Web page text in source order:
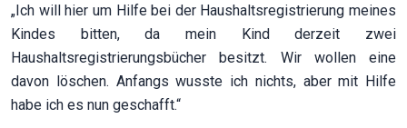
„Ich will hier um Hilfe bei der Haushaltsregistrierung meines
Kindes bitten, da mein Kind derzeit zwei
Haushaltsregistrierungsbücher besitzt. Wir wollen eine
davon löschen. Anfangs wusste ich nichts, aber mit Hilfe
habe ich es nun geschafft.“